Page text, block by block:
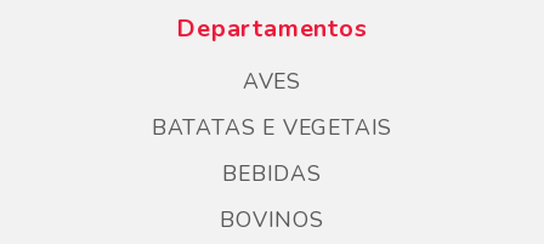
Departamentos
AVES
BATATAS E VEGETAIS
BEBIDAS
BOVINOS